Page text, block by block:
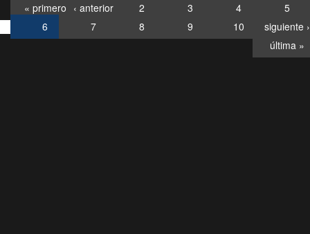
« primero ‹ anterior 2 3 4
5
6
7 8 9 10
siguiente ›
última »